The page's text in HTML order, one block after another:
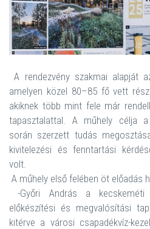
A rendezvény szakmai alapját
amelyen közel 80–85 fő vett
akiknek több mint fele már
tapasztalattal. A műhely célja
során szerzett tudás
kivitelezési és fenntartási
volt.
A műhely első felében öt előadás
-Győri András a kecskeméti
előkészítési és megvalósítási
kitérve a városi csapadékvíz-